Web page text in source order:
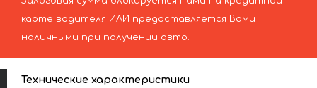
карте водителя ИЛИ предоставляется Вами
наличными при получении авто.
Технические характеристики